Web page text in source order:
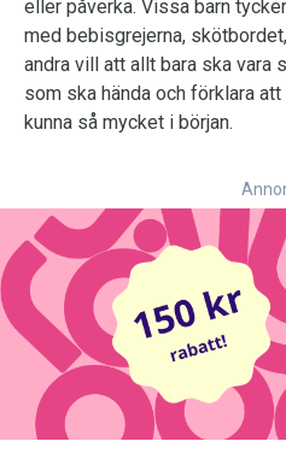
eller påverka. Vissa barn
med bebisgrejerna,
andra vill att allt bara ska vara
som ska hända och förklara
kunna så mycket i början.